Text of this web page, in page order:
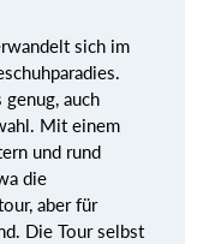
sich im
auch
Mit einem
und rund
die
aber für
Die Tour selbst